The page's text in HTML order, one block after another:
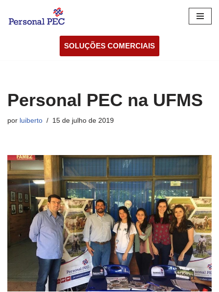
Pular
SOLUÇÕES COMERCIAIS
Personal PEC na UFMS
por luiberto 15 de julho de 2019